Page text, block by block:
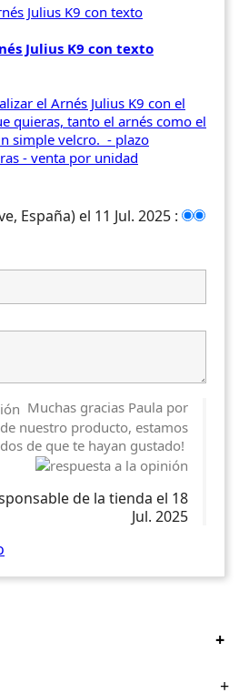
Julius K9 con texto
el Arnés Julius K9 con el
quieras, tanto el arnés como el
simple velcro. - plazo
- venta por unidad
España) el 11 Jul. 2025 :
Muchas gracias Paula por
nuestro producto, estamos
de que te hayan gustado!
de la tienda el 18
Jul. 2025
+
+